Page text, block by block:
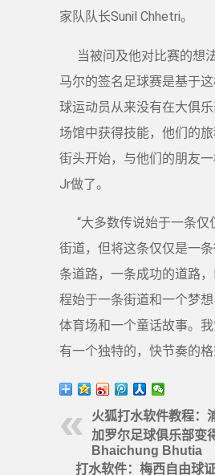
家队队长Sunil Chhetri。
当被问及他对比赛的想
马尔的签名足球赛是基于
球运动员从来没有在大俱
场馆中获得技能，他们的
街头开始，与他们的朋友
Jr做了。
“大多数传说始于一条仅
街道，但将这条仅仅是一
条道路，一条成功的道路
程始于一条街道和一个梦
体育场和一个童话故事。
有一个独特的，快节奏的格
火狐打水软件教程：
加罗尔足球俱乐部变
Bhaichung Bhutia
打水软件：梅西自由球